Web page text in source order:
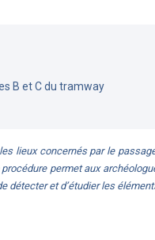
B et C du tramway
lieux concernés par le
permet aux
détecter et d’étudier les